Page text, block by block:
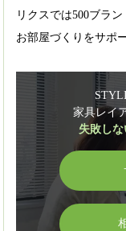
リクスでは500ブラ
お部屋づくりをサポ
家具レイ
失敗し